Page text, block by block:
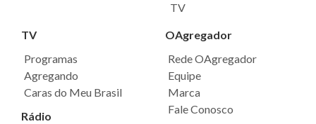
TV
TV
Programas
Agregando
Caras do Meu Brasil
Rádio
OAgregador
Rede OAgregador
Equipe
Marca
Fale Conosco